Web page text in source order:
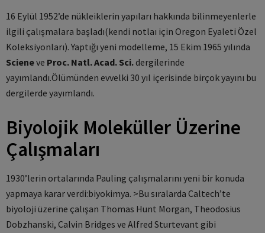
16 Eylül 1952’de nükleiklerin yapıları hakkında bilinmeyenlerle
ilgili çalışmalara başladı(kendi notlaı için Oregon Eyaleti Özel
Koleksiyonları). Yaptığı yeni modelleme, 15 Ekim 1965 yılında
Scieneve Proc. Natl. Acad. Sci.dergilerinde
yayımlandı.Ölümünden evvelki 30 yıl içerisinde birçok yayını bu
dergilerde yayımlandı.
Biyolojik Moleküller Üzerine
Çalışmaları
1930’lerin ortalarında Pauling çalışmalarını yeni bir konuda
yapmaya karar verdi:biyokimya. >Bu sıralarda Caltech’te
biyoloji üzerine çalışan Thomas Hunt Morgan, Theodosius
Dobzhanski, Calvin Bridges ve Alfred Sturtevant gibi